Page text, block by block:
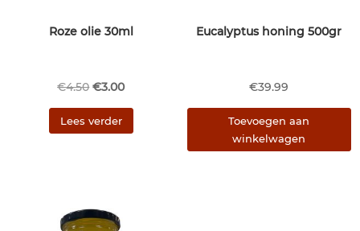
Roze olie 30ml
€4.50 Oorspronkelijke
prijs
was:
€3.00Huidige
prijs
is:
Lees verder
Eucalyptus honing 500gr
€39.99
Toevoegen aan
winkelwagen